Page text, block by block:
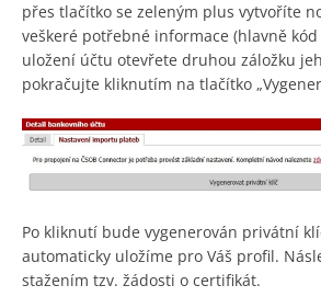
přes tlačítko se zeleným plus vytvoříte
veškeré potřebné informace (hlavně kód
uložení účtu otevřete druhou záložku
pokračujte kliknutím na tlačítko
Po kliknutí bude vygenerován privátní
automaticky uložíme pro Váš profil.
stažením tzv. žádosti o certifikát.